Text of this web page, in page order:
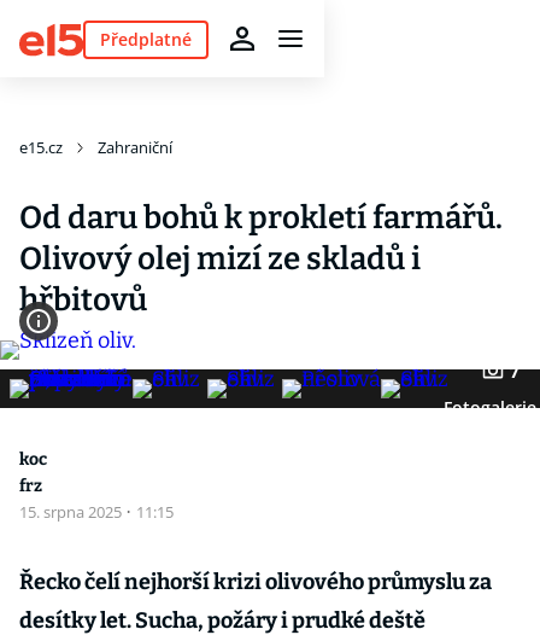
Předplatné
e15.cz Zahraniční
Od daru bohů k prokletí farmářů.
Olivový olej mizí ze skladů i
hřbitovů
7
Fotogalerie
koc
frz
15. srpna 2025 · 11:15
Řecko čelí nejhorší krizi olivového průmyslu za
desítky let. Sucha, požáry i prudké deště